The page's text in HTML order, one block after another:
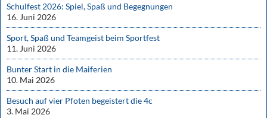
Schulfest 2026: Spiel, Spaß und Begegnungen
16. Juni 2026
Sport, Spaß und Teamgeist beim Sportfest
11. Juni 2026
Bunter Start in die Maiferien
10. Mai 2026
Besuch auf vier Pfoten begeistert die 4c
3. Mai 2026